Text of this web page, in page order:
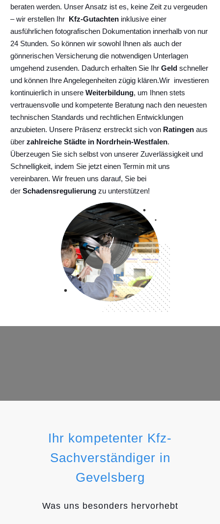
beraten werden. Unser Ansatz ist es, keine Zeit zu vergeuden
– wir erstellen Ihr Kfz-Gutachten inklusive einer
ausführlichen fotografischen Dokumentation innerhalb von nur
24 Stunden. So können wir sowohl Ihnen als auch der
gönnerischen Versicherung die notwendigen Unterlagen
umgehend zusenden. Dadurch erhalten Sie Ihr Geld schneller
und können Ihre Angelegenheiten zügig klären.Wir investieren
kontinuierlich in unsere Weiterbildung, um Ihnen stets
vertrauensvolle und kompetente Beratung nach den neuesten
technischen Standards und rechtlichen Entwicklungen
anzubieten. Unsere Präsenz erstreckt sich von Ratingen aus
über zahlreiche Städte in Nordrhein-Westfalen.
Überzeugen Sie sich selbst von unserer Zuverlässigkeit und
Schnelligkeit, indem Sie jetzt einen Termin mit uns
vereinbaren. Wir freuen uns darauf, Sie bei
der Schadensregulierung zu unterstützen!
Ihr kompetenter Kfz-
Sachverständiger in
Gevelsberg
Was uns besonders hervorhebt